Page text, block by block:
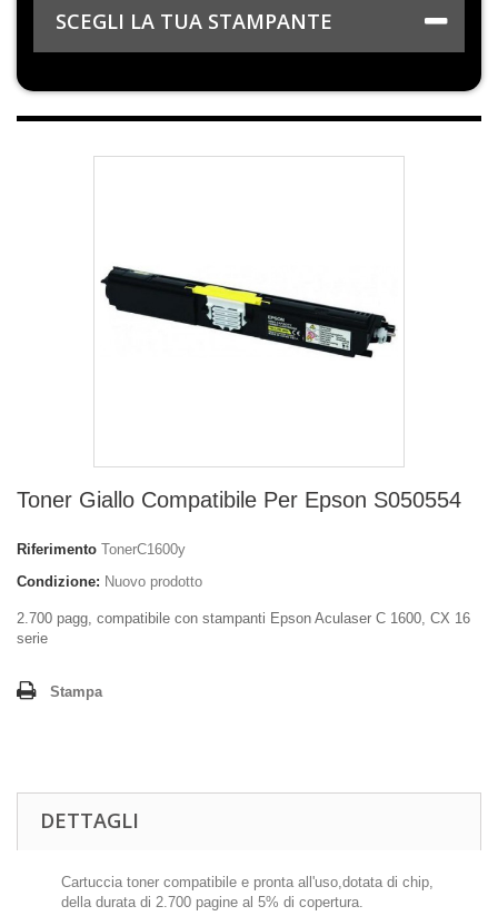
SCEGLI LA TUA STAMPANTE
Toner Giallo Compatibile Per Epson S050554
Riferimento TonerC1600y
Condizione: Nuovo prodotto
2.700 pagg, compatibile con stampanti Epson Aculaser C 1600, CX 16
serie
Stampa
DETTAGLI
Cartuccia toner compatibile e pronta all'uso,dotata di chip,
della durata di 2.700 pagine al 5% di copertura.